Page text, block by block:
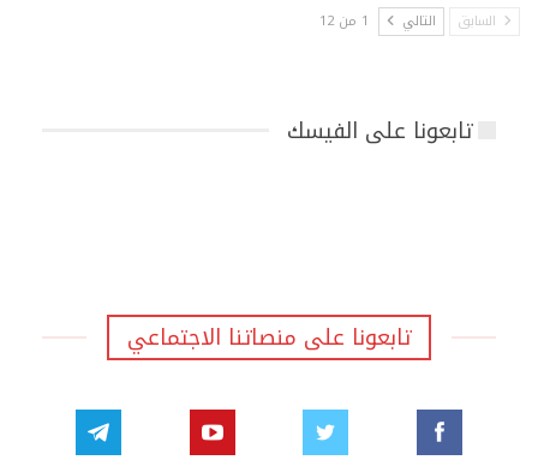
السابق التالي 1 من 12
تابعونا على الفيسك
تابعونا على منصاتنا الاجتماعي